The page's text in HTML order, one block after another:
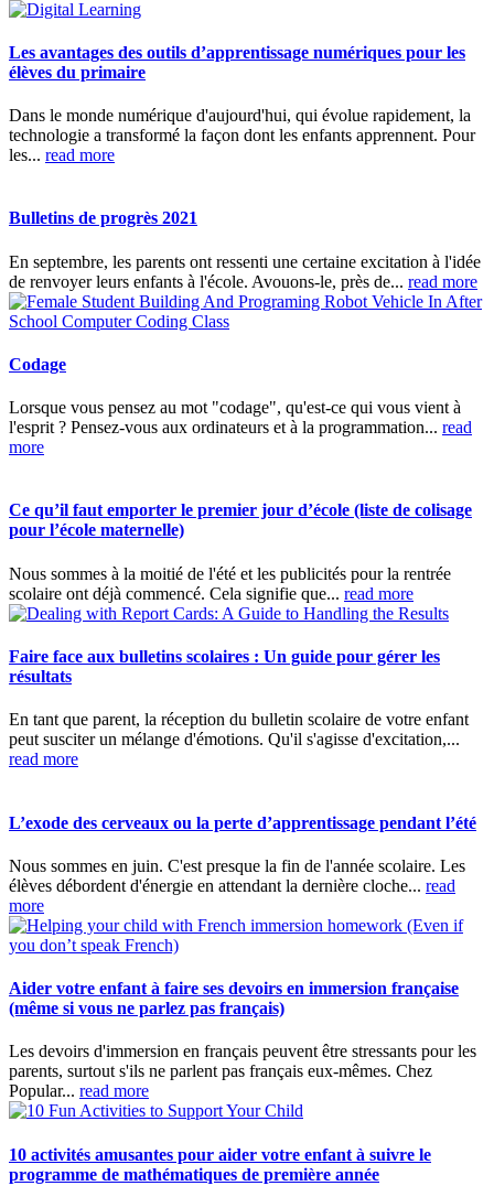
Les avantages des outils d’apprentissage numériques pour les
élèves du primaire
Dans le monde numérique d'aujourd'hui, qui évolue rapidement, la
technologie a transformé la façon dont les enfants apprennent. Pour
les... read more
Bulletins de progrès 2021
En septembre, les parents ont ressenti une certaine excitation à l'idée
de renvoyer leurs enfants à l'école. Avouons-le, près de... read more
Codage
Lorsque vous pensez au mot "codage", qu'est-ce qui vous vient à
l'esprit ? Pensez-vous aux ordinateurs et à la programmation... read
more
Ce qu’il faut emporter le premier jour d’école (liste de colisage
pour l’école maternelle)
Nous sommes à la moitié de l'été et les publicités pour la rentrée
scolaire ont déjà commencé. Cela signifie que... read more
Faire face aux bulletins scolaires : Un guide pour gérer les
résultats
En tant que parent, la réception du bulletin scolaire de votre enfant
peut susciter un mélange d'émotions. Qu'il s'agisse d'excitation,...
read more
L’exode des cerveaux ou la perte d’apprentissage pendant l’été
Nous sommes en juin. C'est presque la fin de l'année scolaire. Les
élèves débordent d'énergie en attendant la dernière cloche... read
more
Aider votre enfant à faire ses devoirs en immersion française
(même si vous ne parlez pas français)
Les devoirs d'immersion en français peuvent être stressants pour les
parents, surtout s'ils ne parlent pas français eux-mêmes. Chez
Popular... read more
10 activités amusantes pour aider votre enfant à suivre le
programme de mathématiques de première année